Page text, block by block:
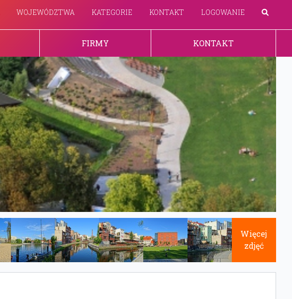
WOJEWÓDZTWA KATEGORIE KONTAKT LOGOWANIE
FIRMY KONTAKT
Więcej
zdjęć